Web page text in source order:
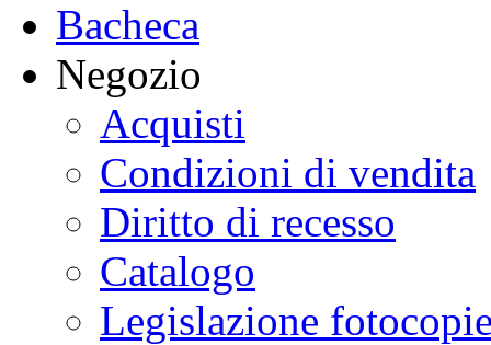
Bacheca
Negozio
Acquisti
Condizioni di vendita
Diritto di recesso
Catalogo
Legislazione